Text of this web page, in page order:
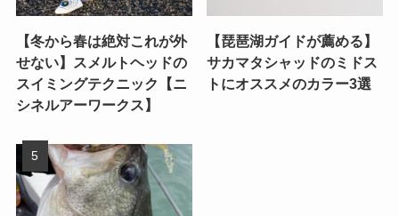
【冬から春は絶対これが外
せない】スメルトヘッドの
スイミングテクニック【ニ
シネルアーワークス】
【琵琶湖ガイドが薦める】
サカマタシャッドのミドス
トにオススメのカラー3選